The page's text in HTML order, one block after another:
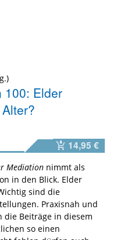
100: Elder
14,95 €
Mediation nimmt als
in den Blick. Elder
sind die
Praxisnah und
die Beiträge in diesem
so einen